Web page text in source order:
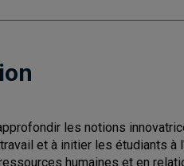
les notions
et à initier les étudiants
humaines et en